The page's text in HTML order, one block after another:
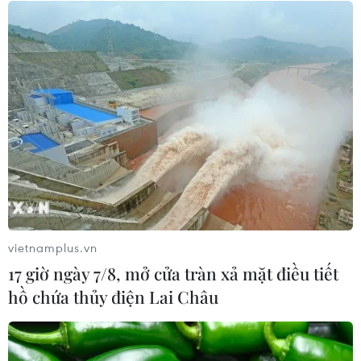
01/08/2026 09:31
Thành phố Hồ Chí Minh phát triển
hệ thống y tế đa tầng, đồng bộ, thống
nhất
01/08/2026 09:14
Gia Lai xác thực 99,8% dữ liệu bảo
hiểm
01/08/2026 07:05
Bộ Y tế : Trên 22% người trưởng
thành thiếu vận động thể lực
vietnamplus.vn
17 giờ ngày 7/8, mở cửa tràn xả mặt điều tiết
hồ chứa thủy điện Lai Châu